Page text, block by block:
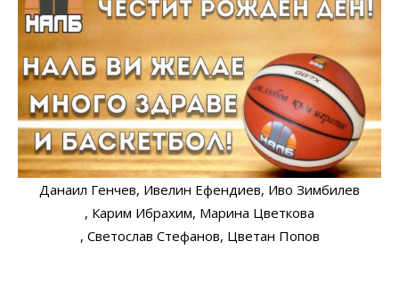
Данаил Генчев, Ивелин Ефендиев, Иво Зимбилев
, Карим Ибрахим, Марина Цветкова
, Светослав Стефанов, Цветан Попов